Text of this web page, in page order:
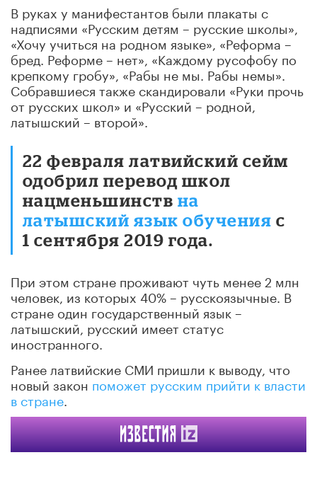
В руках у манифестантов были плакаты с
надписями «Русским детям – русские школы»,
«Хочу учиться на родном языке», «Реформа –
бред. Реформе – нет», «Каждому русофобу по
крепкому гробу», «Рабы не мы. Рабы немы».
Собравшиеся также скандировали «Руки прочь
от русских школ» и «Русский – родной,
латышский – второй».
22 февраля латвийский сейм
одобрил перевод школ
нацменьшинств на
латышский язык обучения с
1 сентября 2019 года.
При этом стране проживают чуть менее 2 млн
человек, из которых 40% – русскоязычные. В
стране один государственный язык –
латышский, русский имеет статус
иностранного.
Ранее латвийские СМИ пришли к выводу, что
новый закон поможет русским прийти к власти
в стране